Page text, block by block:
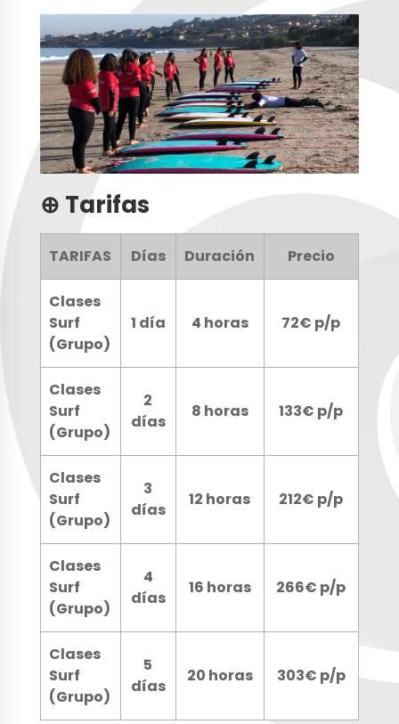
⊕ Tarifas
TARIFAS Días Duración Precio
Clases
Surf
(Grupo)
1 día 4 horas 72€ p/p
Clases
Surf
(Grupo)
2
días
8 horas 133€ p/p
Clases
Surf
(Grupo)
3
días
12 horas 212€ p/p
Clases
Surf
(Grupo)
4
días
16 horas 266€ p/p
Clases
Surf
(Grupo)
5
días
20 horas 303€ p/p